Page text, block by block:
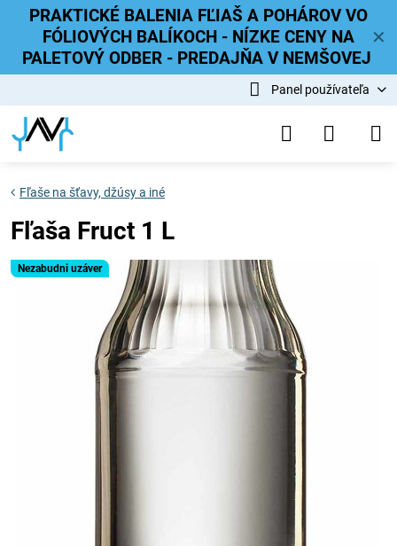
✕
PRAKTICKÉ BALENIA FĽIAŠ A POHÁROV VO
FÓLIOVÝCH BALÍKOCH - NÍZKE CENY NA
PALETOVÝ ODBER - PREDAJŇA V NEMŠOVEJ
Panel používateľa
Nezabudni uzáver
Fľaše na šťavy, džúsy a iné
Fľaša Fruct 1 L